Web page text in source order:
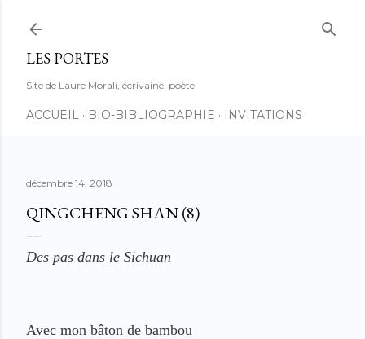
LES PORTES
Site de Laure Morali, écrivaine, poète
ACCUEIL BIO-BIBLIOGRAPHIE INVITATIONS
décembre 14, 2018
QINGCHENG SHAN (8)
Des pas dans le Sichuan
Avec mon bâton de bambou